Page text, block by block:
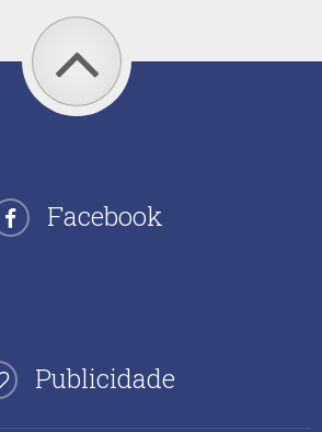
Facebook
Publicidade